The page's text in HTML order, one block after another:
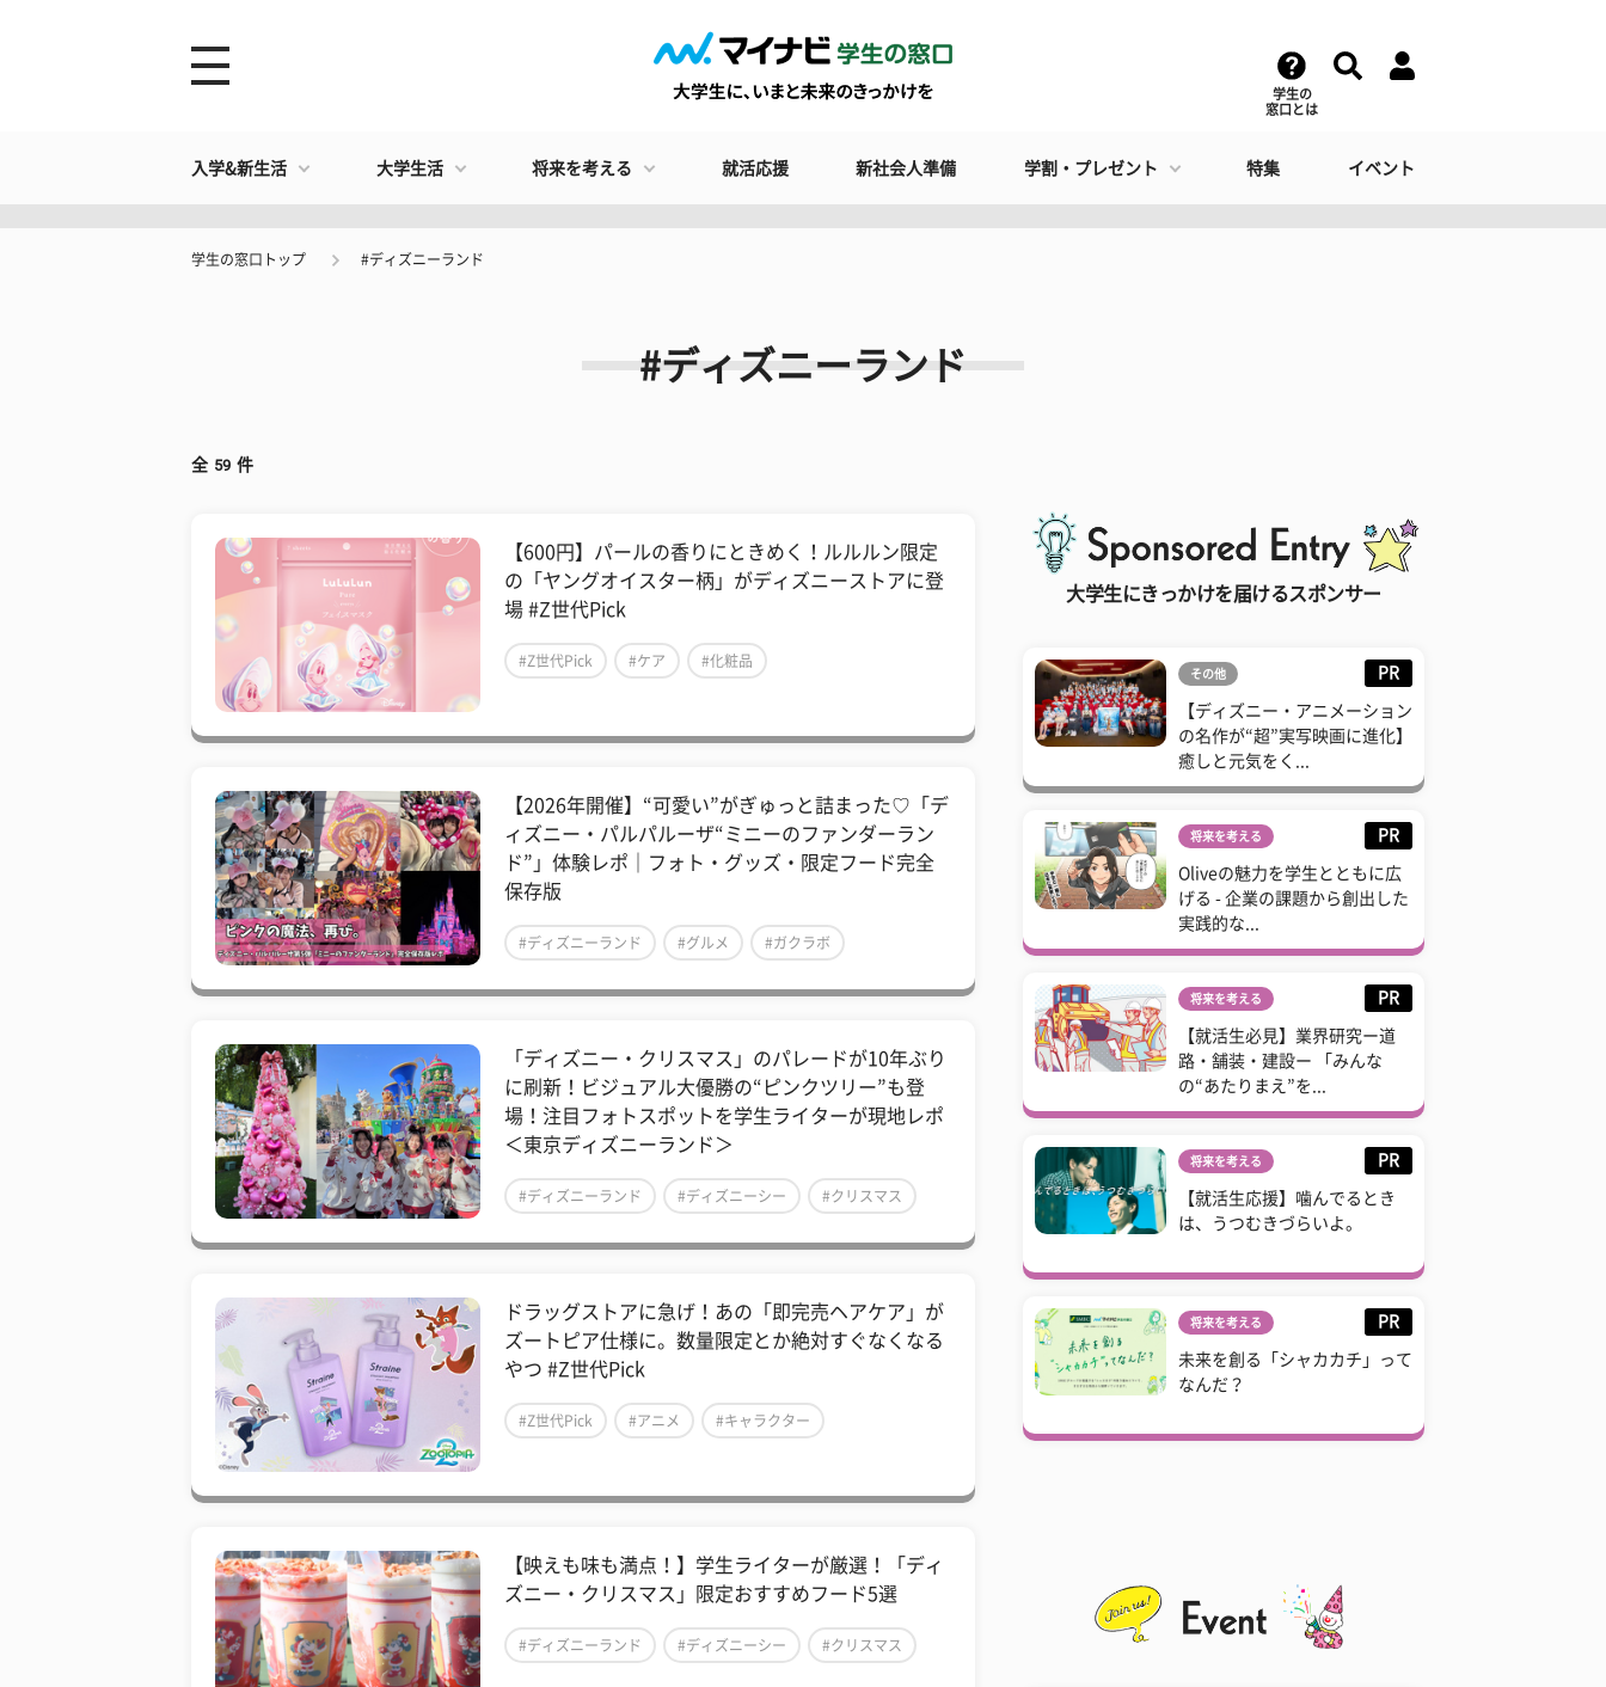
学生の
窓口とは
入学&新生活 大学生活 将来を考える 就活応援 新社会人準備 学割・プレゼント 特集 イベント
学生の窓口トップ #ディズニーランド
#ディズニーランド
全 59 件
【600円】パールの香りにときめく！ルルルン限定
の「ヤングオイスター柄」がディズニーストアに登
場 #Z世代Pick
#Z世代Pick #ケア #化粧品
【2026年開催】“可愛い”がぎゅっと詰まった♡「デ
ィズニー・パルパルーザ“ミニーのファンダーラン
ド”」体験レポ｜フォト・グッズ・限定フード完全
保存版
#ディズニーランド #グルメ #ガクラボ
「ディズニー・クリスマス」のパレードが10年ぶり
に刷新！ビジュアル大優勝の“ピンクツリー”も登
場！注目フォトスポットを学生ライターが現地レポ
＜東京ディズニーランド＞
#ディズニーランド #ディズニーシー #クリスマス
ドラッグストアに急げ！あの「即完売ヘアケア」が
ズートピア仕様に。数量限定とか絶対すぐなくなる
やつ #Z世代Pick
#Z世代Pick #アニメ #キャラクター
【映えも味も満点！】学生ライターが厳選！「ディ
ズニー・クリスマス」限定おすすめフード5選
#ディズニーランド #ディズニーシー #クリスマス
大学生にきっかけを届けるスポンサー
その他 PR
【ディズニー・アニメーション
の名作が“超”実写映画に進化】
癒しと元気をく...
将来を考える PR
Oliveの魅力を学生とともに広
げる - 企業の課題から創出した
実践的な...
将来を考える PR
【就活生必見】業界研究ー道
路・舗装・建設ー 「みんな
の“あたりまえ”を...
将来を考える PR
【就活生応援】噛んでるとき
は、うつむきづらいよ。
将来を考える PR
未来を創る「シャカカチ」って
なんだ？